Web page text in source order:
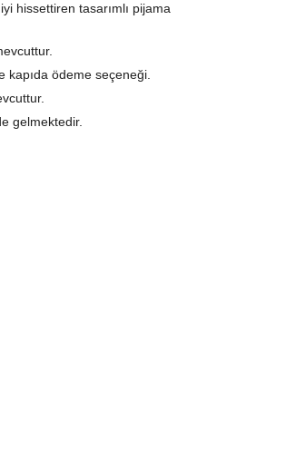
hissettiren tasarımlı pijama
kapıda ödeme seçeneği.
gelmektedir.